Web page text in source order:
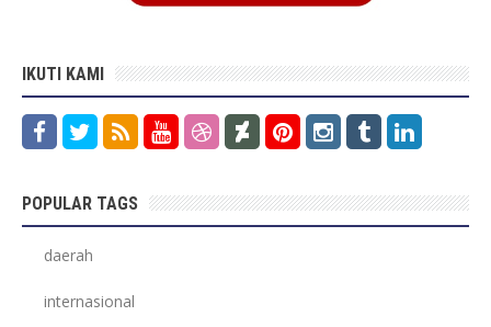
IKUTI KAMI
POPULAR TAGS
daerah
internasional